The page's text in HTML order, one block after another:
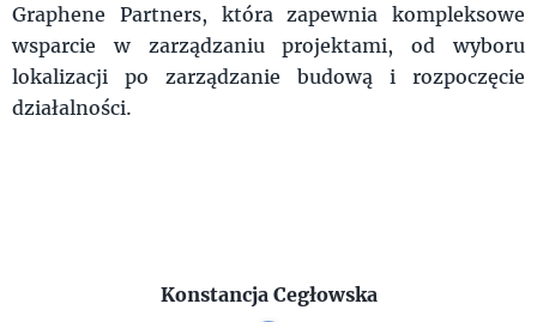
Graphene Partners, która zapewnia kompleksowe
wsparcie w zarządzaniu projektami, od wyboru
lokalizacji po zarządzanie budową i rozpoczęcie
działalności.
Konstancja Cegłowska